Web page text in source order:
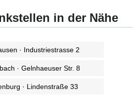
in der Nähe
· Industriestrasse 2
· Gelnhaeuser Str. 8
· Lindenstraße 33